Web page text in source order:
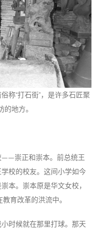
称“打石街”，是许多石匠聚
地方。
——崇正和崇本。前总统王
校的校友。这间小学如今
本。崇本原是华文女校，
育改革的洪流中。
时候就在那里打球。那天